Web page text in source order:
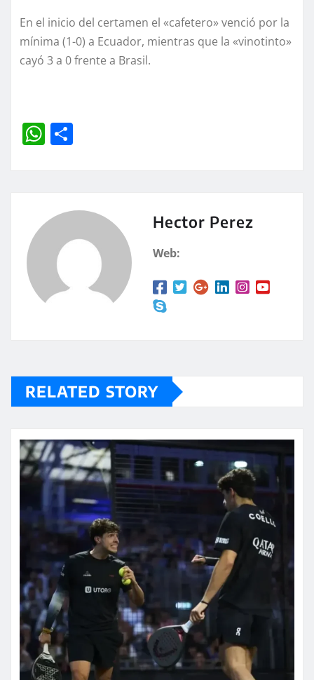
En el inicio del certamen el «cafetero» venció por la
mínima (1-0) a Ecuador, mientras que la «vinotinto»
cayó 3 a 0 frente a Brasil.
W
A
p
rt
Hector Perez
Web:
RELATED STORY